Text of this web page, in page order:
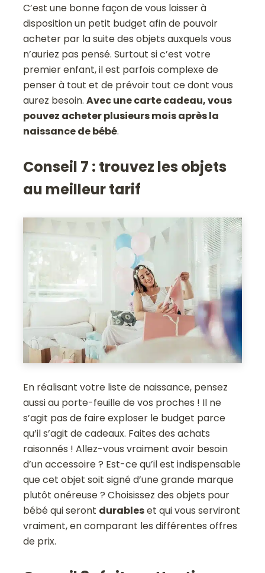
C’est une bonne façon de vous laisser à
disposition un petit budget afin de pouvoir
acheter par la suite des objets auxquels vous
n’auriez pas pensé. Surtout si c’est votre
premier enfant, il est parfois complexe de
penser à tout et de prévoir tout ce dont vous
aurez besoin.Avec une carte cadeau, vous
pouvez acheter plusieurs mois après la
naissance de bébé.
Conseil 7 : trouvez les objets
au meilleur tarif
En réalisant votre liste de naissance, pensez
aussi au porte-feuille de vos proches ! Il ne
s’agit pas de faire exploser le budget parce
qu’il s’agit de cadeaux. Faites des achats
raisonnés ! Allez-vous vraiment avoir besoin
d’un accessoire ? Est-ce qu’il est indispensable
que cet objet soit signé d’une grande marque
plutôt onéreuse ? Choisissez des objets pour
bébé qui seront durableset qui vous serviront
vraiment, en comparant les différentes offres
de prix.